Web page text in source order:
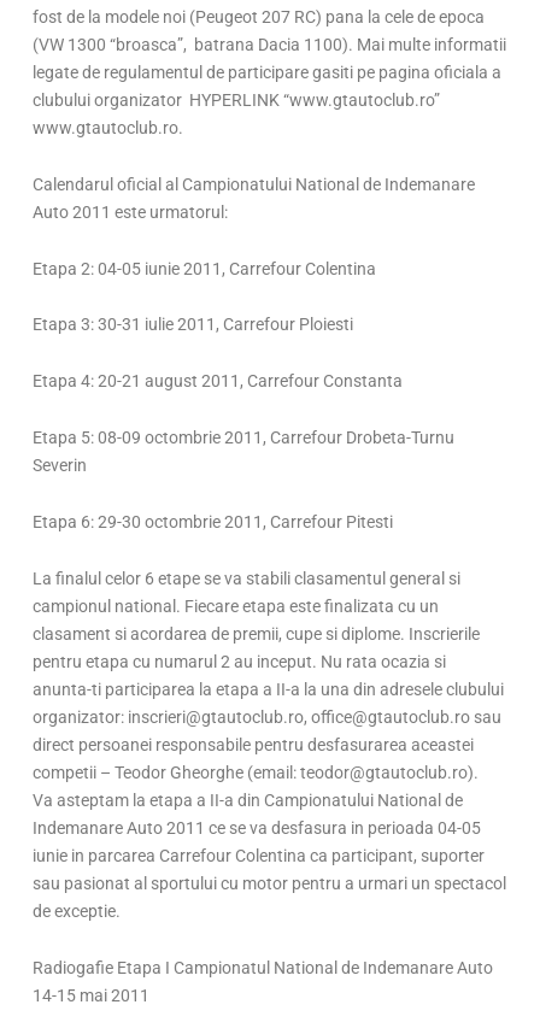
fost de la modele noi (Peugeot 207 RC) pana la cele de epoca
(VW 1300 “broasca”, batrana Dacia 1100). Mai multe informatii
legate de regulamentul de participare gasiti pe pagina oficiala a
clubului organizator HYPERLINK “www.gtautoclub.ro”
www.gtautoclub.ro.
Calendarul oficial al Campionatului National de Indemanare
Auto 2011 este urmatorul:
Etapa 2: 04-05 iunie 2011, Carrefour Colentina
Etapa 3: 30-31 iulie 2011, Carrefour Ploiesti
Etapa 4: 20-21 august 2011, Carrefour Constanta
Etapa 5: 08-09 octombrie 2011, Carrefour Drobeta-Turnu
Severin
Etapa 6: 29-30 octombrie 2011, Carrefour Pitesti
La finalul celor 6 etape se va stabili clasamentul general si
campionul national. Fiecare etapa este finalizata cu un
clasament si acordarea de premii, cupe si diplome. Inscrierile
pentru etapa cu numarul 2 au inceput. Nu rata ocazia si
anunta-ti participarea la etapa a II-a la una din adresele clubului
organizator: inscrieri@gtautoclub.ro, office@gtautoclub.ro sau
direct persoanei responsabile pentru desfasurarea aceastei
competii – Teodor Gheorghe (email: teodor@gtautoclub.ro).
Va asteptam la etapa a II-a din Campionatului National de
Indemanare Auto 2011 ce se va desfasura in perioada 04-05
iunie in parcarea Carrefour Colentina ca participant, suporter
sau pasionat al sportului cu motor pentru a urmari un spectacol
de exceptie.
Radiogafie Etapa I Campionatul National de Indemanare Auto
14-15 mai 2011